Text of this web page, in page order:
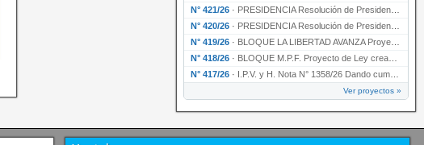
N° 421/26 · PRESIDENCIA Resolución de Presidencia N° 199/26 para su ratificación.
N° 420/26 · PRESIDENCIA Resolución de Presidencia N° 198/26 para su ratificación.
N° 419/26 · BLOQUE LA LIBERTAD AVANZA Proyecto de Ley declarando la esencialidad del servicio educativ…
N° 418/26 · BLOQUE M.P.F. Proyecto de Ley creando el Ente Único Regulador de servicios públicos de la …
N° 417/26 · I.P.V. y H. Nota N° 1358/26 Dando cumplimiento al artículo 29 de la Ley provincial N° 1399…
Ver proyectos »